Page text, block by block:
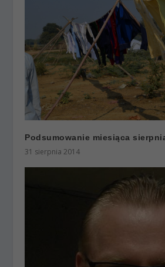
Podsumowanie miesiąca
31 sierpnia 2014